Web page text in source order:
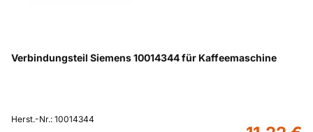
Verbindungsteil Siemens 10014344 für Kaffeemaschine
Herst.-Nr.: 10014344